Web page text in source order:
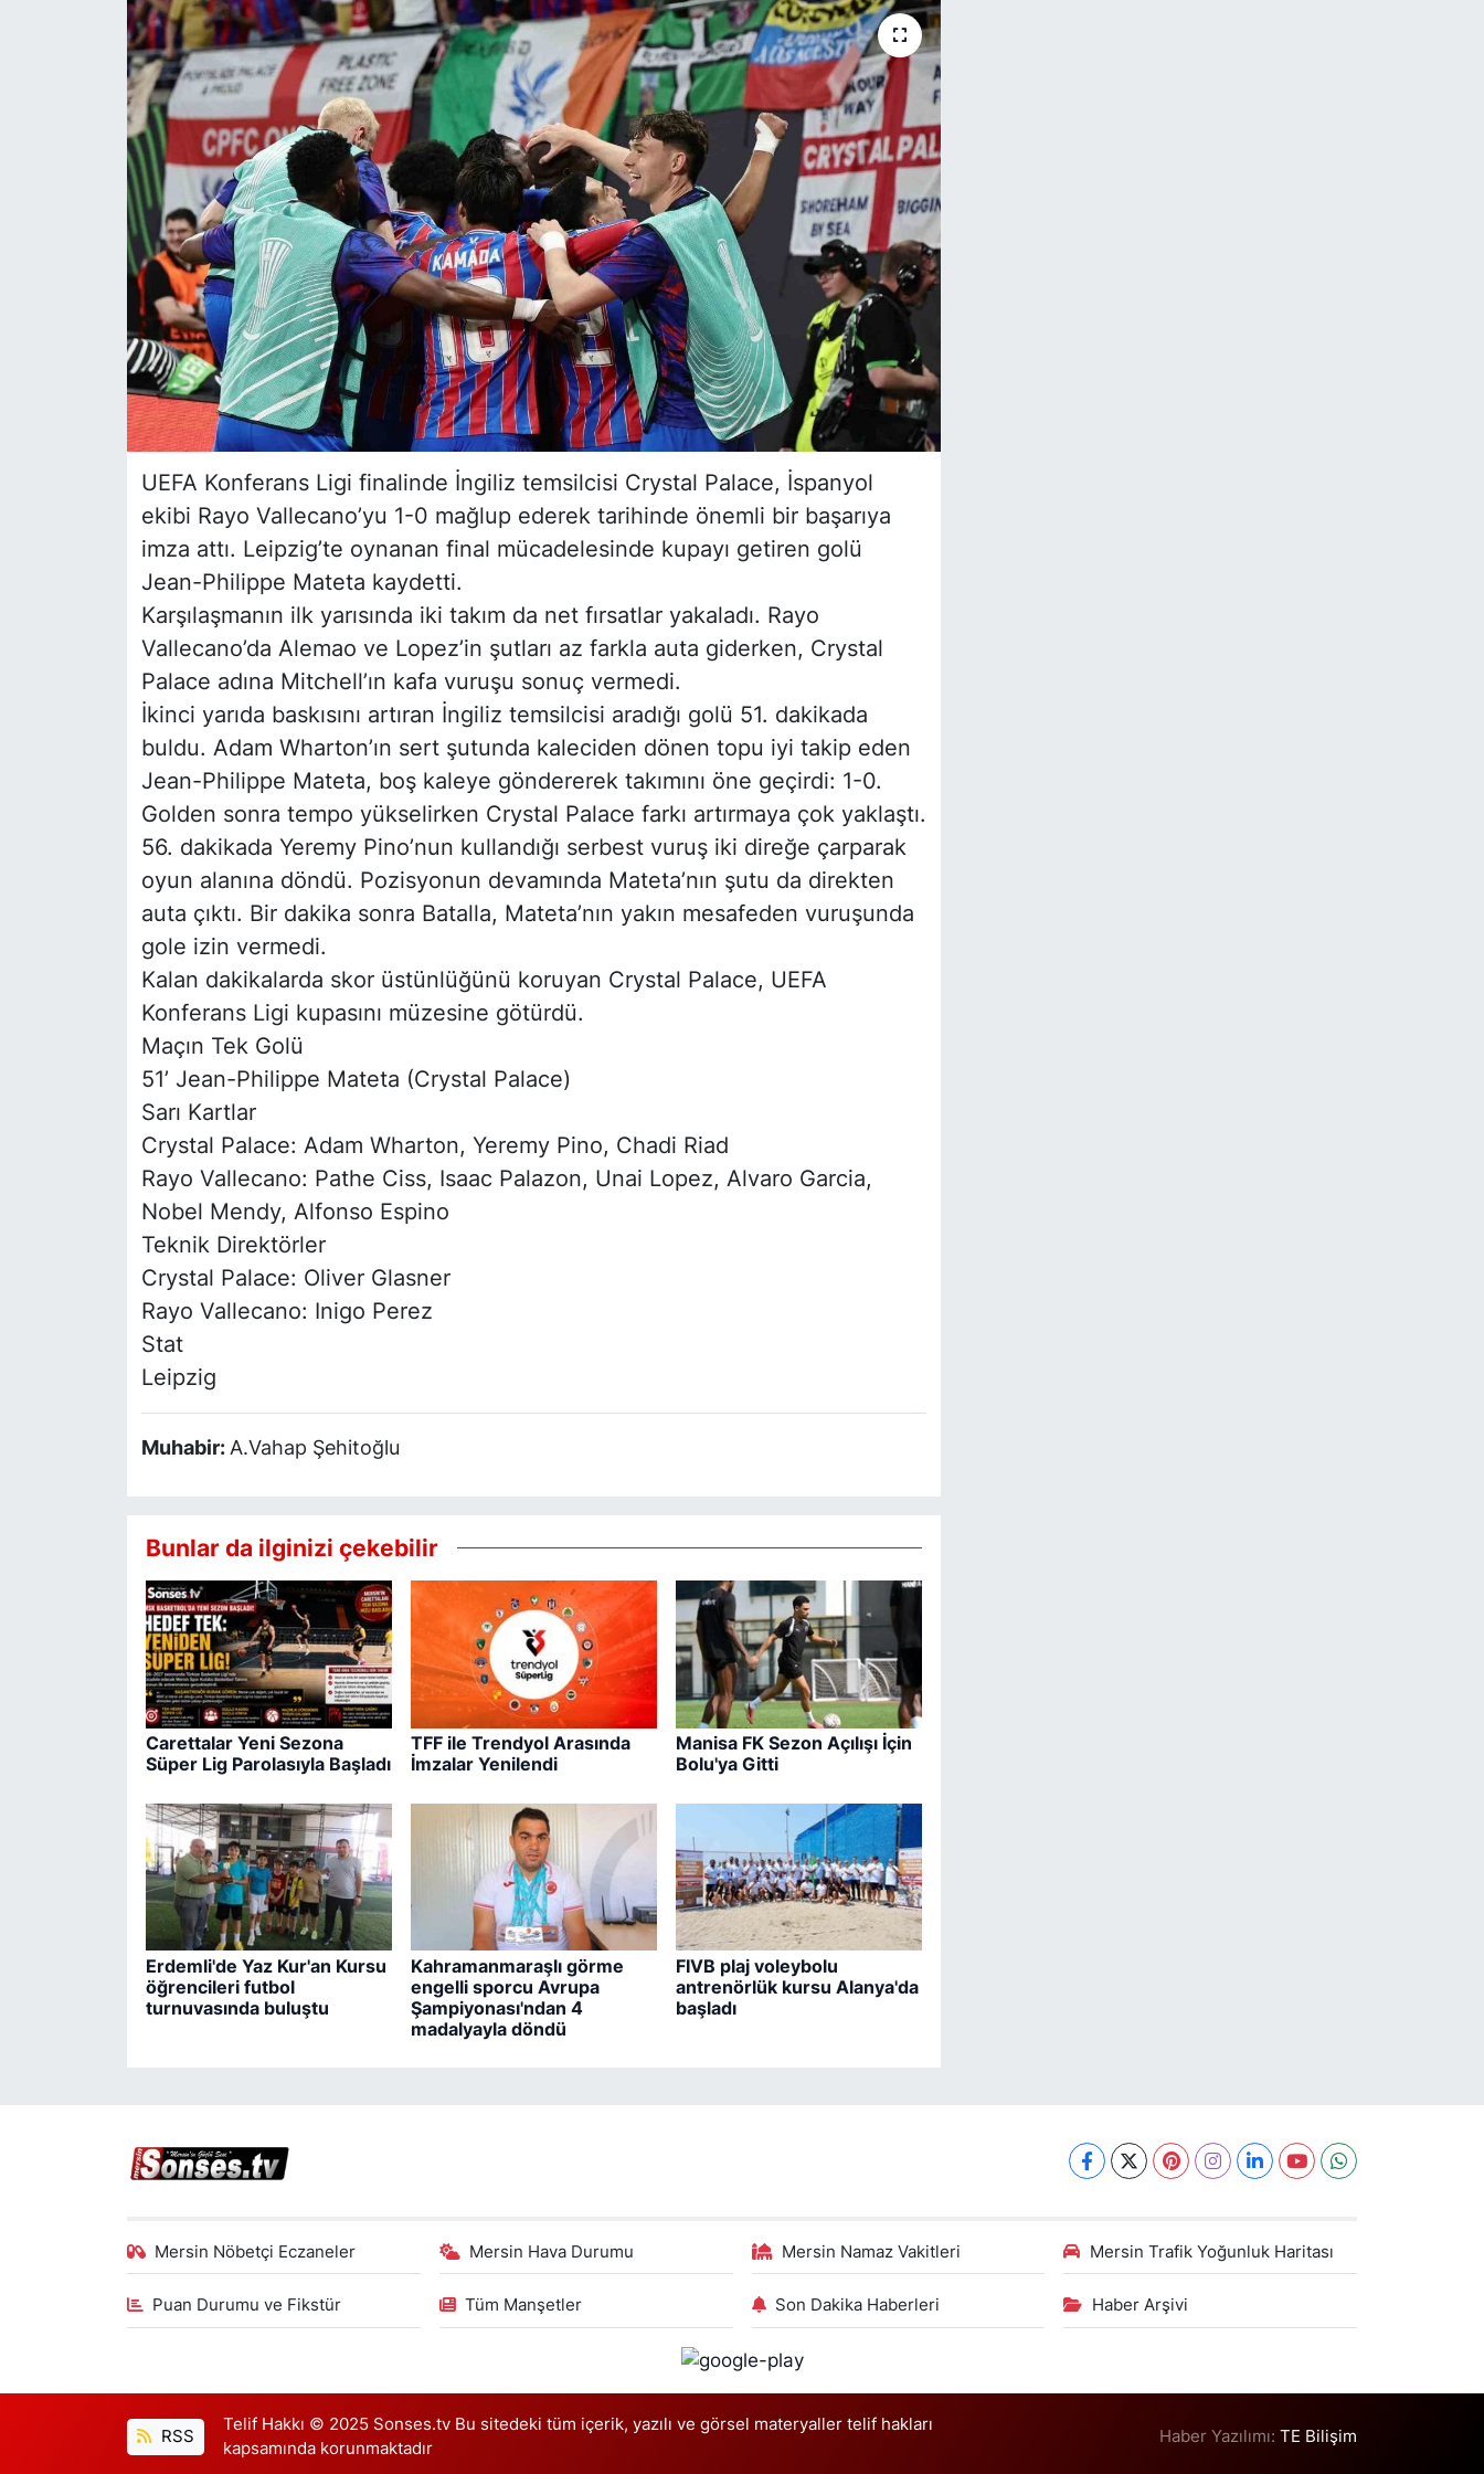
UEFA Konferans Ligi finalinde İngiliz temsilcisi Crystal Palace, İspanyol
ekibi Rayo Vallecano’yu 1-0 mağlup ederek tarihinde önemli bir başarıya
imza attı. Leipzig’te oynanan final mücadelesinde kupayı getiren golü
Jean-Philippe Mateta kaydetti.
Karşılaşmanın ilk yarısında iki takım da net fırsatlar yakaladı. Rayo
Vallecano’da Alemao ve Lopez’in şutları az farkla auta giderken, Crystal
Palace adına Mitchell’ın kafa vuruşu sonuç vermedi.
İkinci yarıda baskısını artıran İngiliz temsilcisi aradığı golü 51. dakikada
buldu. Adam Wharton’ın sert şutunda kaleciden dönen topu iyi takip eden
Jean-Philippe Mateta, boş kaleye göndererek takımını öne geçirdi: 1-0.
Golden sonra tempo yükselirken Crystal Palace farkı artırmaya çok yaklaştı.
56. dakikada Yeremy Pino’nun kullandığı serbest vuruş iki direğe çarparak
oyun alanına döndü. Pozisyonun devamında Mateta’nın şutu da direkten
auta çıktı. Bir dakika sonra Batalla, Mateta’nın yakın mesafeden vuruşunda
gole izin vermedi.
Kalan dakikalarda skor üstünlüğünü koruyan Crystal Palace, UEFA
Konferans Ligi kupasını müzesine götürdü.
Maçın Tek Golü
51’ Jean-Philippe Mateta (Crystal Palace)
Sarı Kartlar
Crystal Palace: Adam Wharton, Yeremy Pino, Chadi Riad
Rayo Vallecano: Pathe Ciss, Isaac Palazon, Unai Lopez, Alvaro Garcia,
Nobel Mendy, Alfonso Espino
Teknik Direktörler
Crystal Palace: Oliver Glasner
Rayo Vallecano: Inigo Perez
Stat
Leipzig
Muhabir: A.Vahap Şehitoğlu
Bunlar da ilginizi çekebilir
Carettalar Yeni Sezona
Süper Lig Parolasıyla Başladı
TFF ile Trendyol Arasında
İmzalar Yenilendi
Manisa FK Sezon Açılışı İçin
Bolu'ya Gitti
Erdemli'de Yaz Kur'an Kursu
öğrencileri futbol
turnuvasında buluştu
Kahramanmaraşlı görme
engelli sporcu Avrupa
Şampiyonası'ndan 4
madalyayla döndü
FIVB plaj voleybolu
antrenörlük kursu Alanya'da
başladı
Mersin Nöbetçi Eczaneler Mersin Hava Durumu Mersin Namaz Vakitleri Mersin Trafik Yoğunluk Haritası
Puan Durumu ve Fikstür Tüm Manşetler Son Dakika Haberleri Haber Arşivi
RSS
Telif Hakkı © 2025 Sonses.tv Bu sitedeki tüm içerik, yazılı ve görsel materyaller telif hakları
kapsamında korunmaktadır
Haber Yazılımı:TE Bilişim
Siyaset
YEREL HABER
Haberde insan
Tanıtım